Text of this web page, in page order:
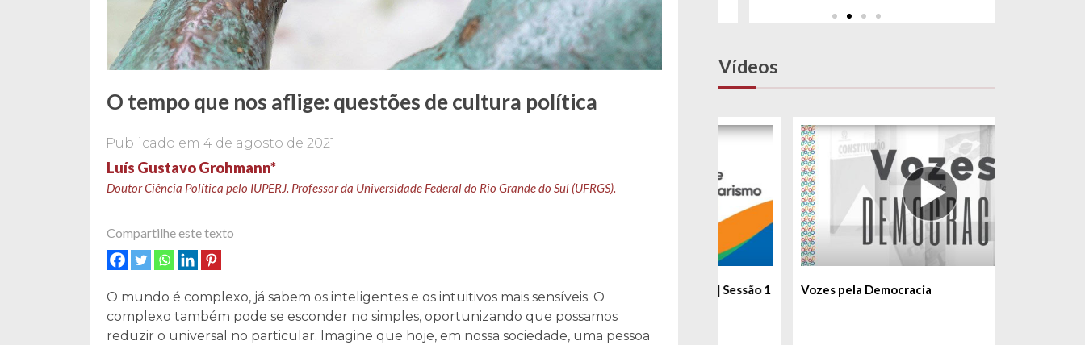
O tempo que nos aflige: questões de cultura política
Publicado em 4 de agosto de 2021
Luís Gustavo Grohmann*
Doutor Ciência Política pelo IUPERJ. Professor da Universidade Federal do Rio Grande do Sul (UFRGS).
Compartilhe este texto
O mundo é complexo, já sabem os inteligentes e os intuitivos mais sensíveis. O
complexo também pode se esconder no simples, oportunizando que possamos
reduzir o universal no particular. Imagine que hoje, em nossa sociedade, uma pessoa
Vídeos
Ciclo 2: A Democracia e o Sul Global | Sessão 1
| Oficinas Preparatórias
Vozes pela Democracia